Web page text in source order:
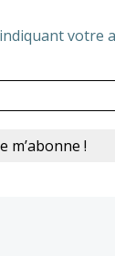
votre